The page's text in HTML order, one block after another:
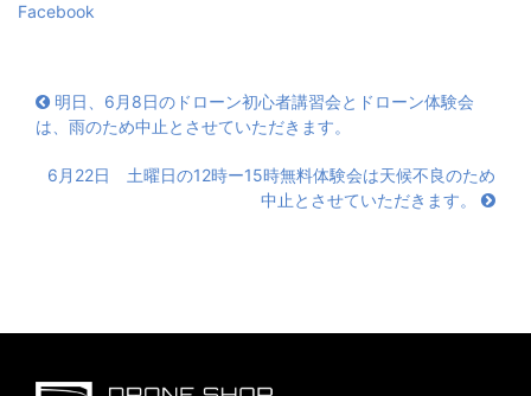
Facebook
明日、6月8日のドローン初心者講習会とドローン体験会
は、雨のため中止とさせていただきます。
6月22日 土曜日の12時ー15時無料体験会は天候不良のため
中止とさせていただきます。